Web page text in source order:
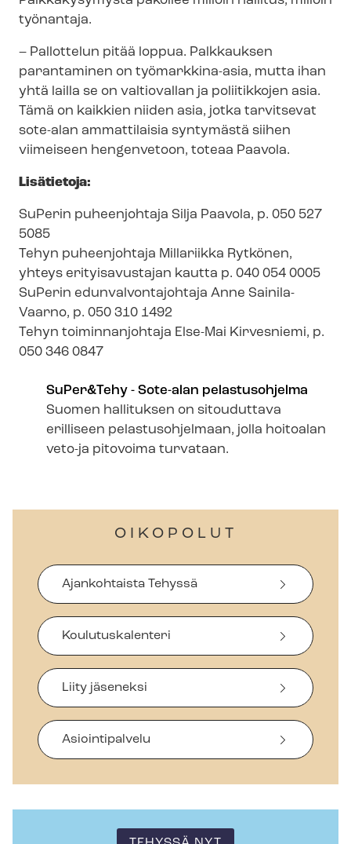
työnantaja.
– Pallottelun pitää loppua. Palkkauksen
parantaminen on työmarkkina-asia, mutta ihan
yhtä lailla se on valtiovallan ja poliitikkojen asia.
Tämä on kaikkien niiden asia, jotka tarvitsevat
sote-alan ammattilaisia syntymästä siihen
viimeiseen hengenvetoon, toteaa Paavola.
Lisätietoja:
SuPerin puheenjohtaja Silja Paavola, p. 050 527
5085
Tehyn puheenjohtaja Millariikka Rytkönen,
yhteys erityisavustajan kautta p. 040 054 0005
SuPerin edun­val­von­ta­joh­ta­ja Anne Sainila-
Vaarno, p. 050 310 1492
Tehyn toiminnanjohtaja Else-Mai Kirvesniemi, p.
050 346 0847
SuPer&Tehy - Sote-alan pelastusohjelma
Suomen hallituksen on sitouduttava
erilliseen pelastusohjelmaan, jolla hoitoalan
veto-ja pitovoima turvataan.
OIKOPOLUT
Ajankohtaista Tehyssä
Koulutuskalenteri
Liity jäseneksi
Asiointipalvelu